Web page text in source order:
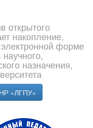
открытого
накопление,
форме
назначения,
«ЛГПУ»